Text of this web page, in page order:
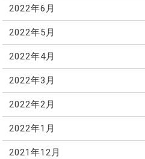
2022年6月
2022年5月
2022年4月
2022年3月
2022年2月
2022年1月
2021年12月